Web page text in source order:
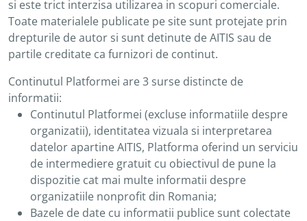
si este trict interzisa utilizarea in scopuri comerciale.
Toate materialele publicate pe site sunt protejate prin
drepturile de autor si sunt detinute de AITIS sau de
partile creditate ca furnizori de continut.
Continutul Platformei are 3 surse distincte de
informatii:
Continutul Platformei (excluse informatiile despre
organizatii), identitatea vizuala si interpretarea
datelor apartine AITIS, Platforma oferind un serviciu
de intermediere gratuit cu obiectivul de pune la
dispozitie cat mai multe informatii despre
organizatiile nonprofit din Romania;
Bazele de date cu informatii publice sunt colectate